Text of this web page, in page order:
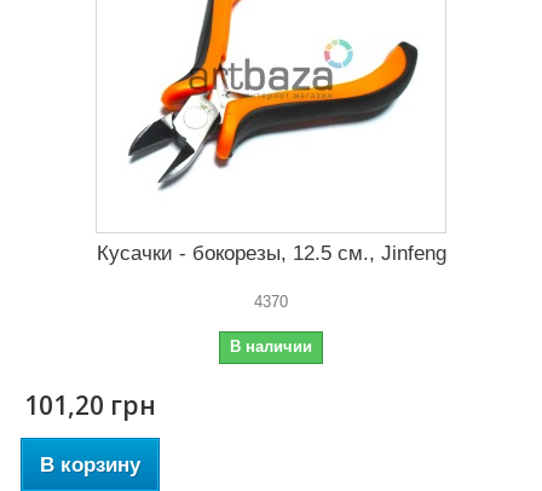
Кусачки - бокорезы, 12.5 см., Jinfeng
4370
В наличии
101,20 грн
В корзину